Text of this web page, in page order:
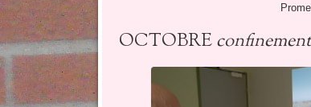
OCTOBREconfinement